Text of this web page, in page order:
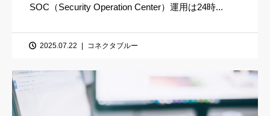
SOC（Security Operation Center）運用は24時...
2025.07.22 コネクタブルー